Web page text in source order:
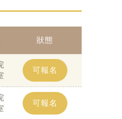
狀態
可報名
可報名